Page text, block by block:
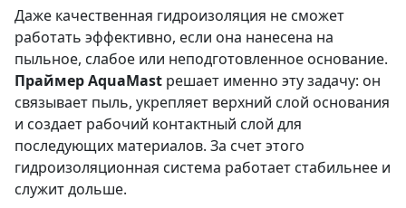
Даже качественная гидроизоляция не сможет
работать эффективно, если она нанесена на
пыльное, слабое или неподготовленное основание.
Праймер AquaMast решает именно эту задачу: он
связывает пыль, укрепляет верхний слой основания
и создает рабочий контактный слой для
последующих материалов. За счет этого
гидроизоляционная система работает стабильнее и
служит дольше.